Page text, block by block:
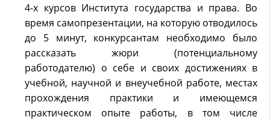
4-х курсов Института государства и права. Во
время самопрезентации, на которую отводилось
до 5 минут, конкурсантам необходимо было
рассказать жюри (потенциальному
работодателю) о себе и своих достижениях в
учебной, научной и внеучебной работе, местах
прохождения практики и имеющемся
практическом опыте работы, в том числе